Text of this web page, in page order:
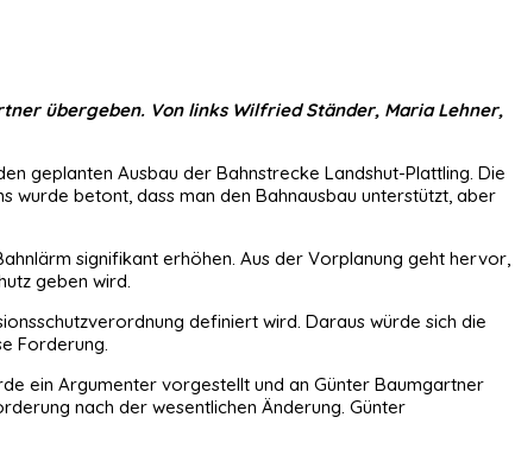
übergeben. Von links Wilfried Ständer, Maria Lehner,
geplanten Ausbau der Bahnstrecke Landshut-Plattling. Die
wurde betont, dass man den Bahnausbau unterstützt, aber
signifikant erhöhen. Aus der Vorplanung geht hervor,
geben wird.
definiert wird. Daraus würde sich die
Forderung.
ein Argumenter vorgestellt und an Günter Baumgartner
nach der wesentlichen Änderung. Günter